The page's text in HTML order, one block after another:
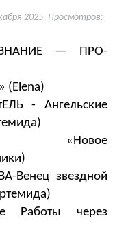
2025. Просмотров:
— ПРО-
(Elena)
- Ангельские
«Новое
Венец звездной
Работы через